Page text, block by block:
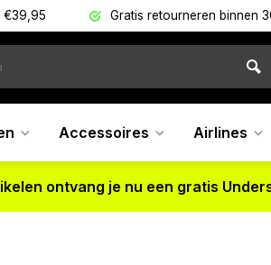
€39,95 Gratis retourneren binnen
Accessoires Airlines
ontvang je nu een gratis